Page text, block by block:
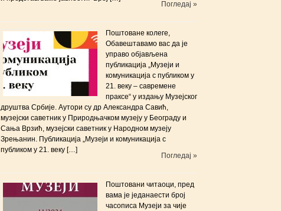
Погледај »
Поштоване колеге,
Обавештавамо вас да је
управо објављена
публикација „Музеји и
комуникација с публиком у
21. веку – савремене
праксе“ у издању Музејског
друштва Србије. Аутори су др Александра Савић,
музејски саветник у Природњачком музеју у Београду и
Сања Врзић, музејски саветник у Народном музеју
Зрењанин. Публикација „Музеји и комуникација с
публиком у 21. веку […]
Погледај »
Поштовани читаоци, пред
вама је једанаести број
часописа Музеји за чије